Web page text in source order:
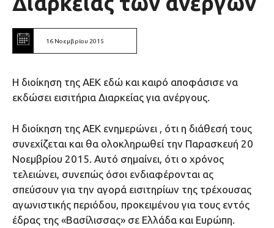
16 Νοεμβρίου 2015
Η διοίκηση της ΑΕΚ εδώ και καιρό αποφάσισε να
εκδώσει εισιτήρια Διαρκείας για ανέργους.
Η διοίκηση της ΑΕΚ ενημερώνει , ότι η διάθεσή τους
συνεχίζεται και θα ολοκληρωθεί την Παρασκευή 20
Νοεμβρίου 2015. Αυτό σημαίνει, ότι ο χρόνος
τελειώνει, συνεπώς όσοι ενδιαφέρονται ας
σπεύσουν για την αγορά εισιτηρίων της τρέχουσας
αγωνιστικής περιόδου, προκειμένου για τους εντός
έδρας της «Βασίλισσας» σε Ελλάδα και Ευρώπη.